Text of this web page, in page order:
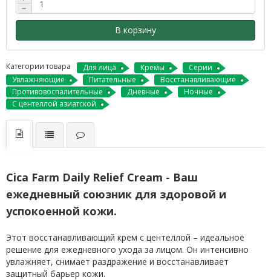
−
В корзину
Категории товара Для лица Кремы
Серии
Увлажняющие
Питательные
Восстанавливающие
Противовоспалительные
Дневные
Ночные
С центеллой азиатской
Cica Farm Daily Relief Cream - Ваш
ежедневный союзник для здоровой и
успокоенной кожи.
Этот восстанавливающий крем с центеллой – идеальное
решение для ежедневного ухода за лицом. Он интенсивно
увлажняет, снимает раздражение и восстанавливает
защитный барьер кожи.